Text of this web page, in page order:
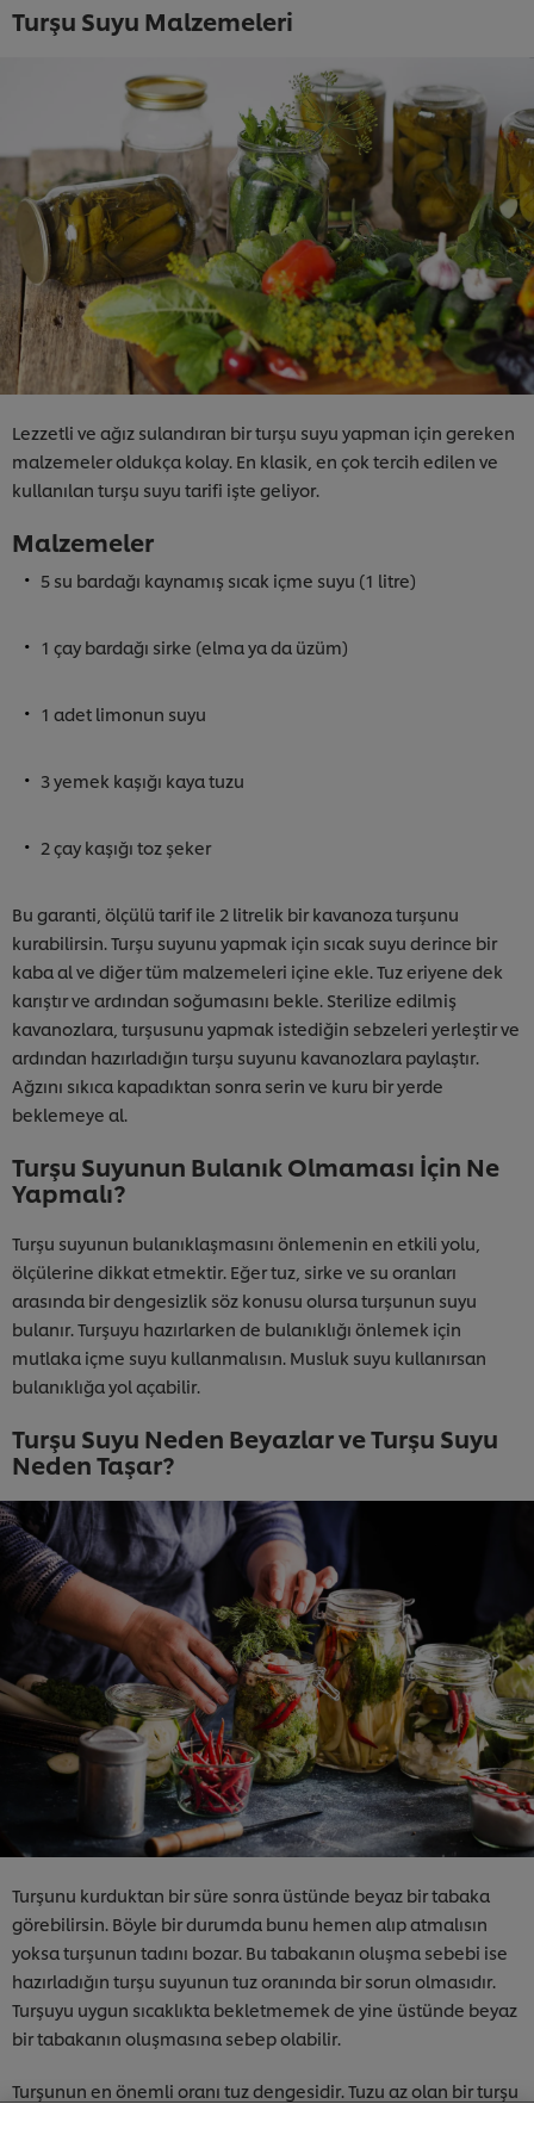
Turşu Suyu Malzemeleri
Lezzetli ve ağız sulandıran bir turşu suyu yapman için gereken
malzemeler oldukça kolay. En klasik, en çok tercih edilen ve
kullanılan turşu suyu tarifi işte geliyor.
Malzemeler
5 su bardağı kaynamış sıcak içme suyu (1 litre)
1 çay bardağı sirke (elma ya da üzüm)
1 adet limonun suyu
3 yemek kaşığı kaya tuzu
2 çay kaşığı toz şeker
Bu garanti, ölçülü tarif ile 2 litrelik bir kavanoza turşunu
kurabilirsin. Turşu suyunu yapmak için sıcak suyu derince bir
kaba al ve diğer tüm malzemeleri içine ekle. Tuz eriyene dek
karıştır ve ardından soğumasını bekle. Sterilize edilmiş
kavanozlara, turşusunu yapmak istediğin sebzeleri yerleştir ve
ardından hazırladığın turşu suyunu kavanozlara paylaştır.
Ağzını sıkıca kapadıktan sonra serin ve kuru bir yerde
beklemeye al.
Turşu Suyunun Bulanık Olmaması İçin Ne
Yapmalı?
Turşu suyunun bulanıklaşmasını önlemenin en etkili yolu,
ölçülerine dikkat etmektir. Eğer tuz, sirke ve su oranları
arasında bir dengesizlik söz konusu olursa turşunun suyu
bulanır. Turşuyu hazırlarken de bulanıklığı önlemek için
mutlaka içme suyu kullanmalısın. Musluk suyu kullanırsan
bulanıklığa yol açabilir.
Turşu Suyu Neden Beyazlar ve Turşu Suyu
Neden Taşar?
Turşunu kurduktan bir süre sonra üstünde beyaz bir tabaka
görebilirsin. Böyle bir durumda bunu hemen alıp atmalısın
yoksa turşunun tadını bozar. Bu tabakanın oluşma sebebi ise
hazırladığın turşu suyunun tuz oranında bir sorun olmasıdır.
Turşuyu uygun sıcaklıkta bekletmemek de yine üstünde beyaz
bir tabakanın oluşmasına sebep olabilir.
Turşunun en önemli oranı tuz dengesidir. Tuzu az olan bir turşu
Sitemiz içerisindeki deneyiminizi iyileştirmek için çerez
(ve benzeri teknikleri) kullanıyoruz. Çerezler, belirli
sosyal paylaşım işlevini (Facebook, Instagram vb. için)